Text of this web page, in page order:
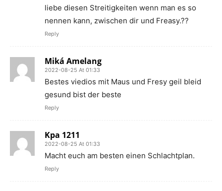
liebe diesen Streitigkeiten wenn man es so
nennen kann, zwischen dir und Freasy.??
Reply
Miká Amelang
2022-08-25 At 01:33
Bestes viedios mit Maus und Fresy geil bleid
gesund bist der beste
Reply
Kpa 1211
2022-08-25 At 01:33
Macht euch am besten einen Schlachtplan.
Reply